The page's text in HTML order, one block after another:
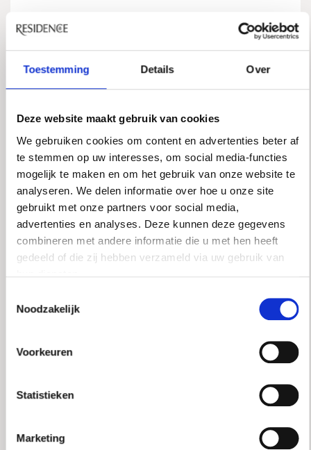
Toestemming Details Over
Deze website maakt gebruik van cookies
We gebruiken cookies om content en advertenties beter af
te stemmen op uw interesses, om social media-functies
mogelijk te maken en om het gebruik van onze website te
analyseren. We delen informatie over hoe u onze site
gebruikt met onze partners voor social media,
advertenties en analyses. Deze kunnen deze gegevens
combineren met andere informatie die u met hen heeft
gedeeld of die zij hebben verzameld via uw gebruik van
Noodzakelijk
Voorkeuren
Statistieken
Marketing
Een van de blikvangers van het perceel is het
de aanwezige buitendouche ontstaat hier een
exclusieve buitenomgeving waarin ontspanning,
EERSTE VERDIEPING
De eerste verdieping staat grotendeels in het
teken van de indrukwekkende master bedroom.
Deze royale slaapkamer biedt een prachtig
uitzicht over de tuin en het water en ademt rust,
ruimte en comfort.
wasgelegenheid, bevindt zich een ruime walk-in
royale maatvoering maken dit tot een plek waar
samenkomen.
tweede slaapkamer, die zich eveneens uitstekend